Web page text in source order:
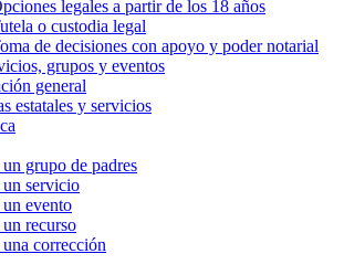
legales a partir de los 18 años
o custodia legal
de decisiones con apoyo y poder notarial
grupos y eventos
general
estatales y servicios
grupo de padres
un servicio
un evento
recurso
una corrección